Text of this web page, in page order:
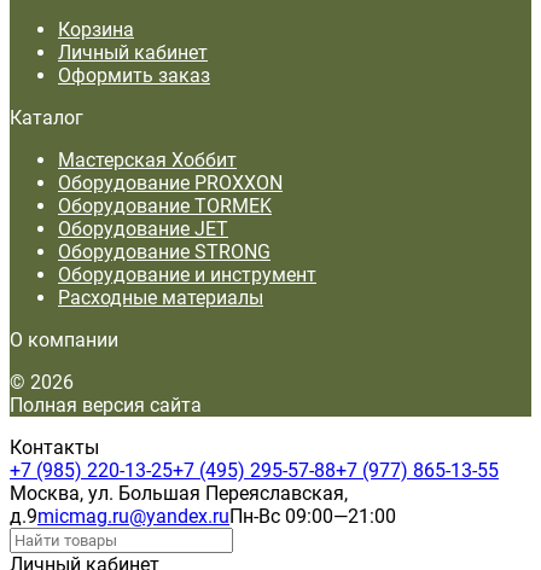
Корзина
Личный кабинет
Оформить заказ
Каталог
Мастерская Хоббит
Оборудование PROXXON
Оборудование TORMEK
Оборудование JET
Оборудование STRONG
Оборудование и инструмент
Расходные материалы
О компании
© 2026
Полная версия сайта
Контакты
+7 (985) 220-13-25+7 (495) 295-57-88+7 (977) 865-13-55
Москва, ул. Большая Переяславская,
д.9micmag.ru@yandex.ruПн-Вс 09:00—21:00
Личный кабинет